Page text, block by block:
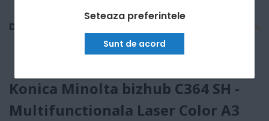
Seteaza preferintele
Sunt de acord
Descriere
Konica Minolta bizhub C364 SH -
Multifunctionala Laser Color A3